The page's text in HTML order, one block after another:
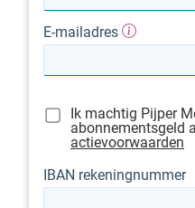
E-mailadres
Ik machtig Pijper
abonnementsgeld
actievoorwaarden
IBAN rekeningnummer